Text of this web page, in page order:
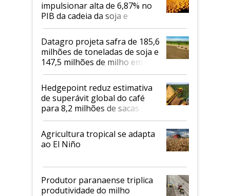
impulsionar alta de 6,87% no
PIB da cadeia da soja e
biodiesel em 2026
Datagro projeta safra de 185,6
milhões de toneladas de soja e
147,5 milhões de milho em
2026/27
Hedgepoint reduz estimativa
de superávit global do café
para 8,2 milhões de sacas
Agricultura tropical se adapta
ao El Niño
Produtor paranaense triplica
produtividade do milho